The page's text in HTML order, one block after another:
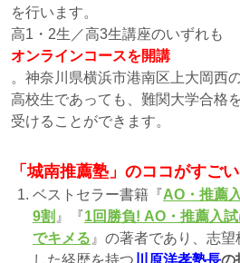
を行います。
高1・2生／高3生講座のいずれも
オンラインコースを開講
。神奈川県横浜市港南区上大岡西
高校生であっても、難関大学合格
受けることができます。
「城南推薦塾」のココがすごい
ベストセラー書籍『AO・推薦
9割 』『1回勝負! AO・推薦入試
でキメる 』の著者であり、志
した経歴を持つ 川原洋孝塾長の